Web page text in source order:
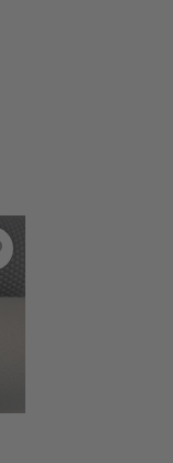
NOIR
SCOOTER
NEXUS GRIS